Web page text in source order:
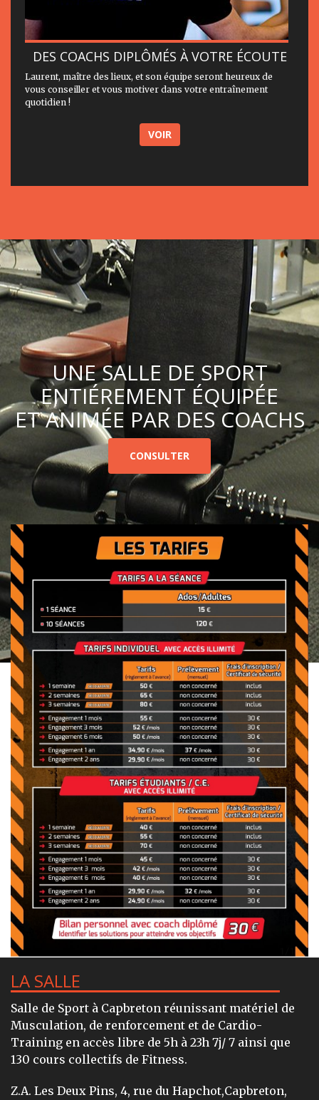
DES COACHS DIPLÔMÉS À VOTRE ÉCOUTE
Laurent, maître des lieux, et son équipe seront heureux de
vous conseiller et vous motiver dans votre entraînement
quotidien !
VOIR
UNE SALLE DE SPORT
ENTIÉREMENT ÉQUIPÉE
ET ANIMÉE PAR DES COACHS
CONSULTER
LA SALLE
Salle de Sport à Capbreton réunissant matériel de
Musculation, de renforcement et de Cardio-
Training en accès libre de 5h à 23h 7j/ 7 ainsi que
130 cours collectifs de Fitness.
Z.A. Les Deux Pins, 4, rue du Hapchot,Capbreton,